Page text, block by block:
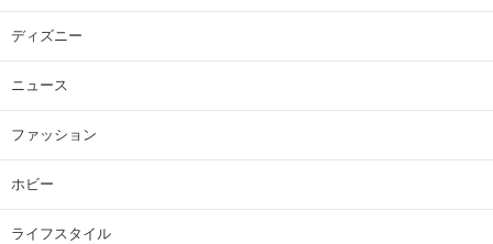
ディズニー
ニュース
ファッション
ホビー
ライフスタイル